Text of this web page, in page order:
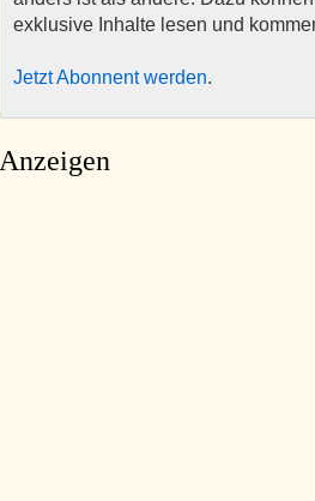
exklusive Inhalte lesen und
Jetzt Abonnent werden.
Anzeigen